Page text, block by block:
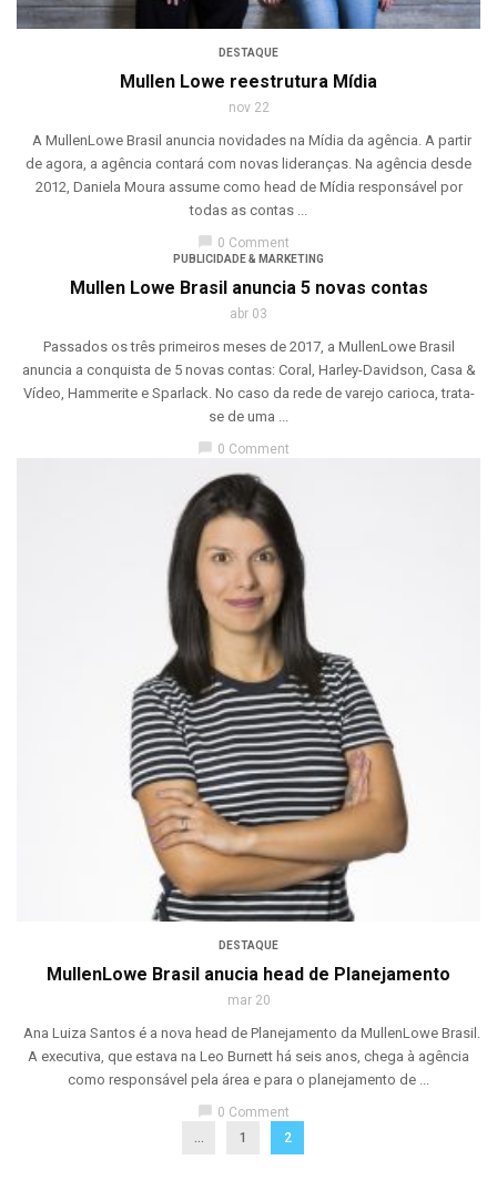
DESTAQUE
Mullen Lowe reestrutura Mídia
nov 22
A MullenLowe Brasil anuncia novidades na Mídia da agência. A partir
de agora, a agência contará com novas lideranças. Na agência desde
2012, Daniela Moura assume como head de Mídia responsável por
todas as contas ...
0 Comment
PUBLICIDADE & MARKETING
Mullen Lowe Brasil anuncia 5 novas contas
abr 03
Passados os três primeiros meses de 2017, a MullenLowe Brasil
anuncia a conquista de 5 novas contas: Coral, Harley-Davidson, Casa &
Vídeo, Hammerite e Sparlack. No caso da rede de varejo carioca, trata-
se de uma ...
0 Comment
DESTAQUE
MullenLowe Brasil anucia head de Planejamento
mar 20
Ana Luiza Santos é a nova head de Planejamento da MullenLowe Brasil.
A executiva, que estava na Leo Burnett há seis anos, chega à agência
como responsável pela área e para o planejamento de ...
0 Comment
1 2